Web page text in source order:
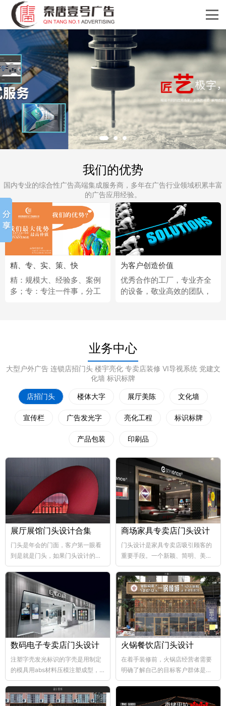
我们的优势
国内专业的综合性广告高端集成服务商，多年在广告行业领域积累丰富
的广告应用经验。
精、专、实、策、快
精：规模大、经验多、案例
多；专：专注一件事，分工
为客户创造价值
优秀合作的工厂，专业齐全
的设备，敬业高效的团队，
业务中心
大型户外广告 连锁店招门头 楼宇亮化 专卖店装修 VI导视系统 党建文
化墙 标识标牌
店招门头 楼体大字 展厅美陈 文化墙
宣传栏 广告发光字 亮化工程 标识标牌
产品包装 印刷品
展厅展馆门头设计合集
门头是年会的门面，客户第一眼看
到是就是门头，如果门头设计的比
较好，那年会也向...
商场家具专卖店门头设计
门头设计是家具专卖店吸引顾客的
重要手段。一个新颖、简明、美观
大方的门...
数码电子专卖店门头设计
注塑字壳发光标识的字壳是用制定
的模具用abs材料压模注塑成型，
abs韧性好、不易破碎...
火锅餐饮店门头设计
在着手装修前，火锅店经营者需要
明确了解自己的目标客户群体是哪
个层次，这样...